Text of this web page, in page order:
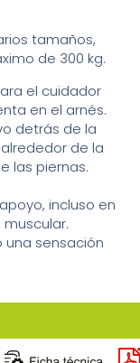
tamaños,
de 300 kg.
el cuidador
en el arnés.
detrás de la
de la
las piernas.
incluso en
una sensación